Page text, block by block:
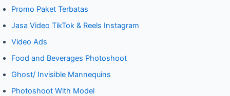
c
h
f
o
r
:
Promo Paket Terbatas
Jasa Video TikTok & Reels Instagram
Video Ads
Food and Beverages Photoshoot
Ghost/ Invisible Mannequins
Photoshoot With Model